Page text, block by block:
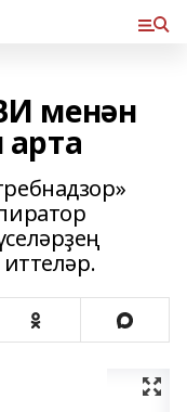
менән
арта